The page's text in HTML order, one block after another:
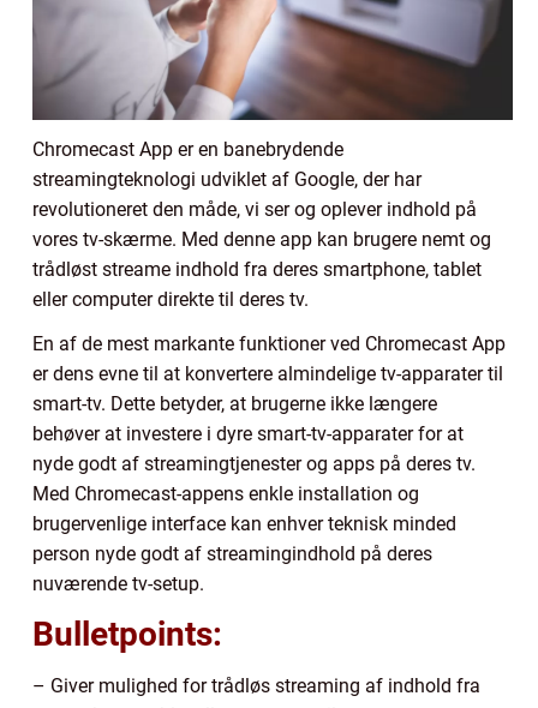
Chromecast App er en banebrydende
streamingteknologi udviklet af Google, der har
revolutioneret den måde, vi ser og oplever indhold på
vores tv-skærme. Med denne app kan brugere nemt og
trådløst streame indhold fra deres smartphone, tablet
eller computer direkte til deres tv.
En af de mest markante funktioner ved Chromecast App
er dens evne til at konvertere almindelige tv-apparater til
smart-tv. Dette betyder, at brugerne ikke længere
behøver at investere i dyre smart-tv-apparater for at
nyde godt af streamingtjenester og apps på deres tv.
Med Chromecast-appens enkle installation og
brugervenlige interface kan enhver teknisk minded
person nyde godt af streamingindhold på deres
nuværende tv-setup.
Bulletpoints:
– Giver mulighed for trådløs streaming af indhold fra